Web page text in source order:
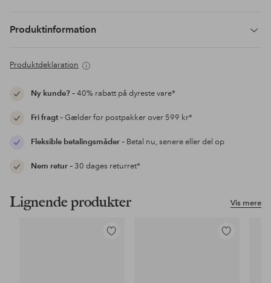
Produktinformation
Produktdeklaration
Ny kunde?– 40% rabatt på dyreste vare*
Fri fragt– Gælder for postpakker over 599 kr*
Fleksible betalingsmåder– Betal nu, senere eller del op
Nem retur– 30 dages returret*
Vis mere
Lignende produkter
Tilføj
Tilføj